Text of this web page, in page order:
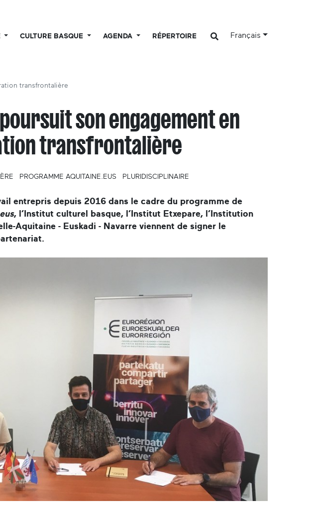
CULTURE BASQUE AGENDA RÉPERTOIRE Français
transfrontalière
poursuit son engagement en
transfrontalière
PROGRAMME AQUITAINE.EUS PLURIDISCIPLINAIRE
entrepris depuis 2016 dans le cadre du programme de
, l’Institut culturel basque, l’Institut Etxepare, l’Institution
Aquitaine - Euskadi - Navarre viennent de signer le